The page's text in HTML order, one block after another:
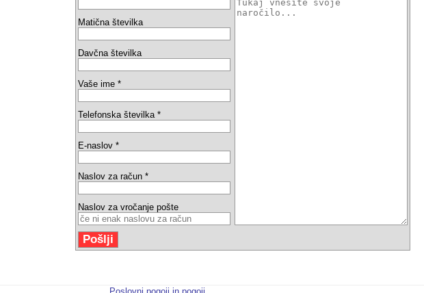
Matična številka
Davčna številka
Vaše ime *
Telefonska številka *
E-naslov *
Naslov za račun *
Naslov za vročanje pošte